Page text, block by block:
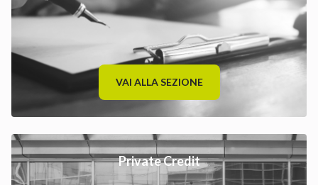
VAI ALLA SEZIONE
Private Credit